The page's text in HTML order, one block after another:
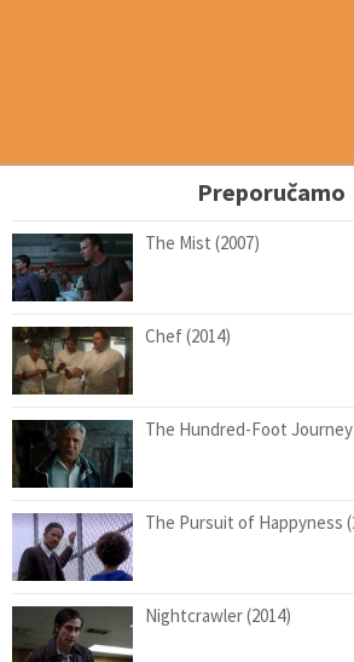
Preporučamo
The Mist (2007)
Chef (2014)
The Hundred-Foot Journey
The Pursuit of Happyness
Nightcrawler (2014)